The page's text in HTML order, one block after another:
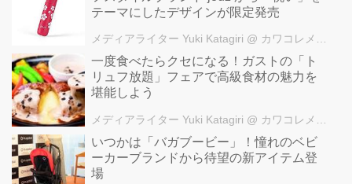
テーマにしたデザインが限定発売
メディアライター Yuki Katagiri @ カワコレメディア編集部
一度食べたらクセになる！ガストの「ト
リュフ放題」フェアで高級食材の魅力を
堪能しよう
メディアライター Yuki Katagiri @ カワコレメディア編集部
いつかは「バガブービー」！憧れのベビ
ーカーブランドから待望の新アイテム登
場